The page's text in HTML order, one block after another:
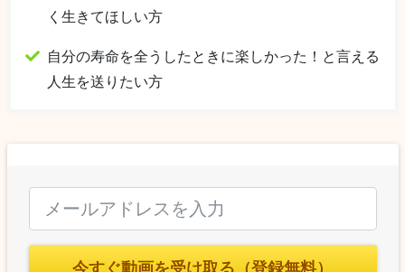
く生きてほしい方
自分の寿命を全うしたときに楽しかった！と言える
人生を送りたい方
今すぐ動画を受け取る（登録無料）